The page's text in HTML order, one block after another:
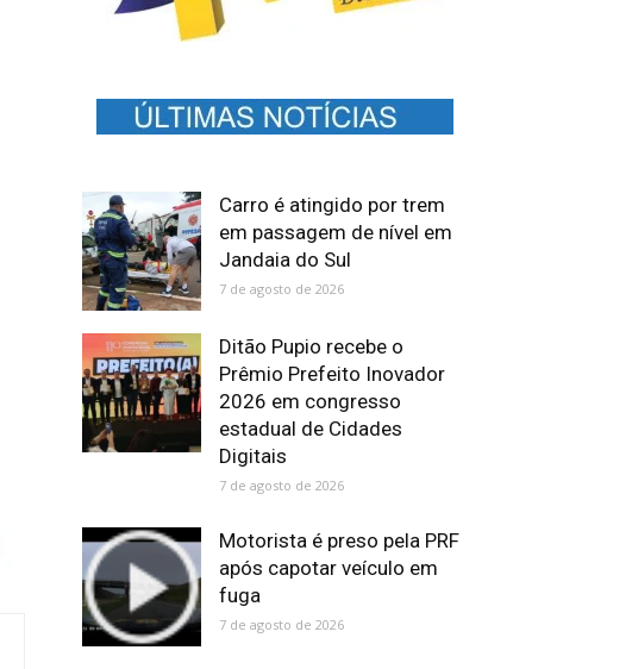
Carro é atingido por trem
em passagem de nível em
Jandaia do Sul
7 de agosto de 2026
Ditão Pupio recebe o
Prêmio Prefeito Inovador
2026 em congresso
estadual de Cidades
Digitais
7 de agosto de 2026
Motorista é preso pela PRF
após capotar veículo em
fuga
7 de agosto de 2026